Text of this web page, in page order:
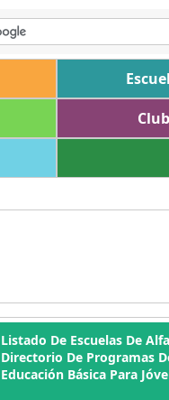
Listado De Escuelas De
Directorio De Programas
Educación Básica Para